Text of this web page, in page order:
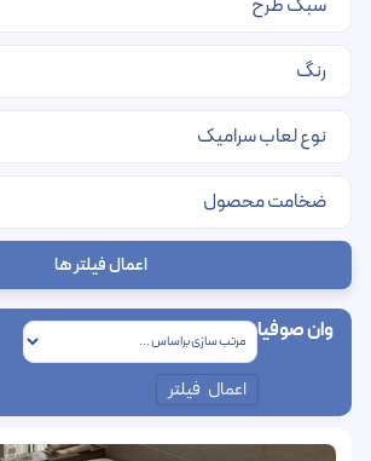
اعمال فیلتر ها
وان صوفیا
اعمال فیلتر